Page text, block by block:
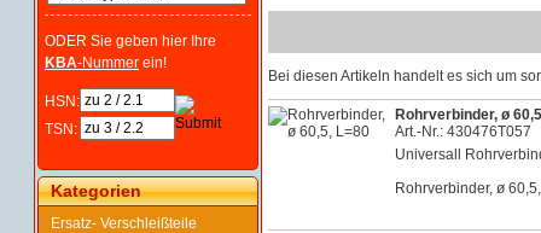
ODER Sie geben hier Ihre
KBA-Nummer ein!
HSN:
TSN:
Kategorien
Ersatz- Verschleißteile
Bei diesen Artikeln handelt es sich um
Rohrverbinder, ø
Art.-Nr.: 430476T057
Universall
Rohrverbinder, ø